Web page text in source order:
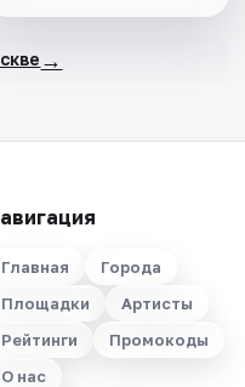
→
Главная
Города
Площадки
Артисты
Рейтинги
Промокоды
О нас